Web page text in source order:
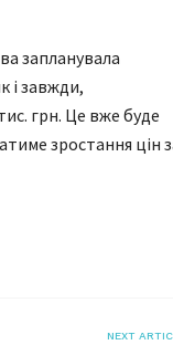
запланувала
і завжди,
грн. Це вже буде
зростання цін
NEXT